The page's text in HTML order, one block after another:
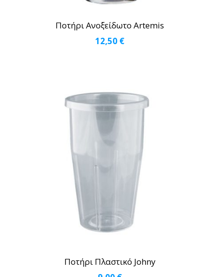
Ποτήρι Ανοξείδωτο Artemis
12,50 €
Ποτήρι Πλαστικό Johny